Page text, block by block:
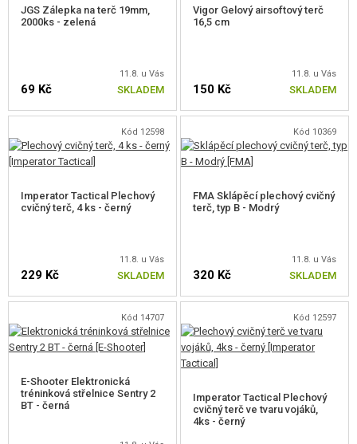
JGS Zálepka na terč 19mm,
2000ks - zelená
11.8. u Vás
69 Kč SKLADEM
Vigor Gelový airsoftový terč
16,5 cm
11.8. u Vás
150 Kč SKLADEM
Kód 12598
Imperator Tactical Plechový
cvičný terč, 4 ks - černý
11.8. u Vás
229 Kč SKLADEM
Kód 10369
FMA Sklápěcí plechový cvičný
terč, typ B - Modrý
11.8. u Vás
320 Kč SKLADEM
Kód 14707
E-Shooter Elektronická
tréninková střelnice Sentry 2
BT - černá
Kód 12597
Imperator Tactical Plechový
cvičný terč ve tvaru vojáků,
4ks - černý